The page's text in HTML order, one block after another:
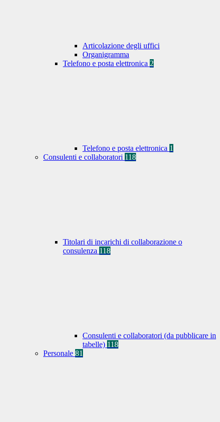
Articolazione degli uffici
Organigramma
Telefono e posta elettronica 2
Telefono e posta elettronica 1
Consulenti e collaboratori 118
Titolari di incarichi di collaborazione o
consulenza 118
Consulenti e collaboratori (da pubblicare in
tabelle) 118
Personale 81